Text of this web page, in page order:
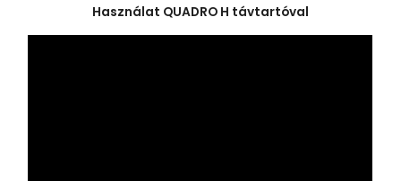
Használat QUADRO H távtartóval